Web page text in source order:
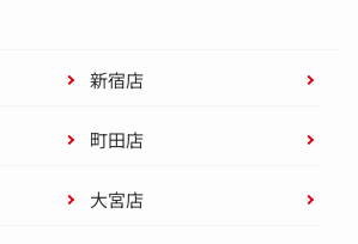
新宿店
町田店
大宮店